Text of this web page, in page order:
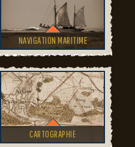
NAVIGATION MARITIME
CARTOGRAPHIE